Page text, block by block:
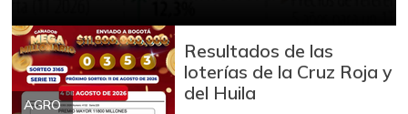
AGRO
Resultados de las
loterías de la Cruz Roja y
del Huila